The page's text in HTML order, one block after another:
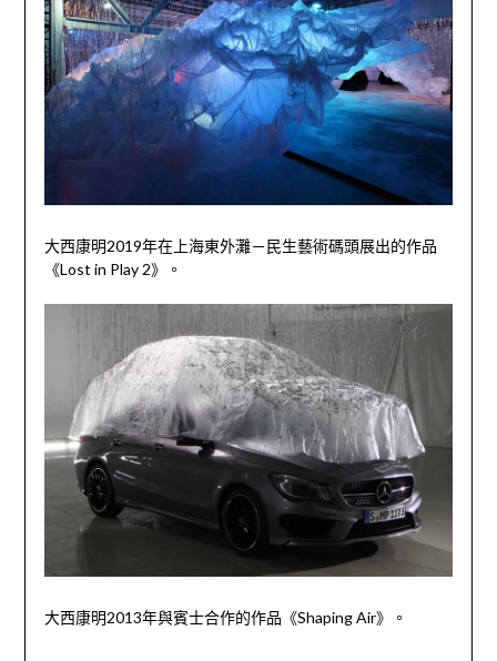
大西康明2019年在上海東外灘－民生藝術碼頭展出的作品
《Lost in Play 2》。
大西康明2013年與賓士合作的作品《Shaping Air》。